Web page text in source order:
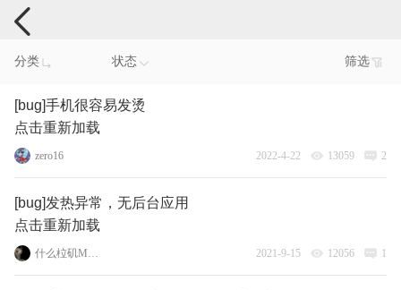
手机反馈
分类 状态 筛选
[bug]手机很容易发烫
点击重新加载
zero16 2022-4-22 13059 2
[bug]发热异常，无后台应用
点击重新加载
什么柆矶Moto 2021-9-15 12056 1